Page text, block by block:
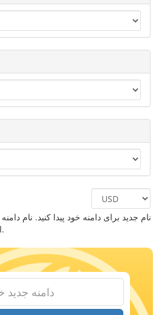
نام جدید برای دامنه خود پیدا کنید. نام دامنه
امکان ثبت آن را بررسی کنیم.